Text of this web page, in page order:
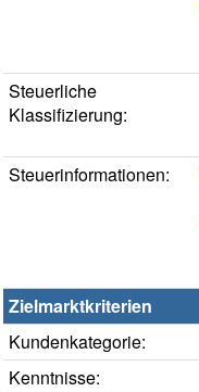
Steuerliche
Klassifizierung:
Steuerinformationen:
Zielmarktkriterien
Kundenkategorie:
Kenntnisse: